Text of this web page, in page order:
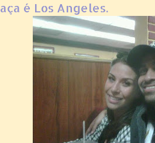
é Los Angeles.